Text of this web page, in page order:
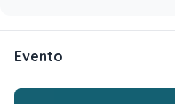
Evento